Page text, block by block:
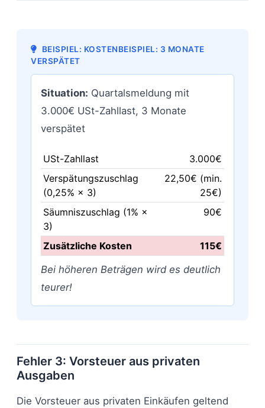
BEISPIEL: KOSTENBEISPIEL: 3 MONATE
VERSPÄTET
Situation: Quartalsmeldung mit
3.000€ USt-Zahllast, 3 Monate
verspätet
USt-Zahllast
3.000€
Verspätungszuschlag
(0,25% × 3)
22,50€ (min.
25€)
Säumniszuschlag (1% ×
3)
90€
Zusätzliche Kosten
115€
Bei höheren Beträgen wird es deutlich
teurer!
Fehler 3: Vorsteuer aus privaten
Ausgaben
Die Vorsteuer aus privaten Einkäufen geltend